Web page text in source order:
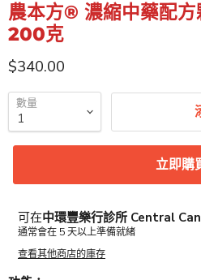
農本方® 濃縮中藥配
200克
特價
$340.00
數量
立即購
可在中環豐樂行診所 Central
通常會在 5 天以上準備就緒
查看其他商店的庫存